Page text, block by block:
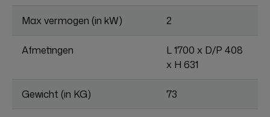
Max vermogen (in kW) 2
Afmetingen
L 1700 x D/P 408
x H 631
Gewicht (in KG) 73